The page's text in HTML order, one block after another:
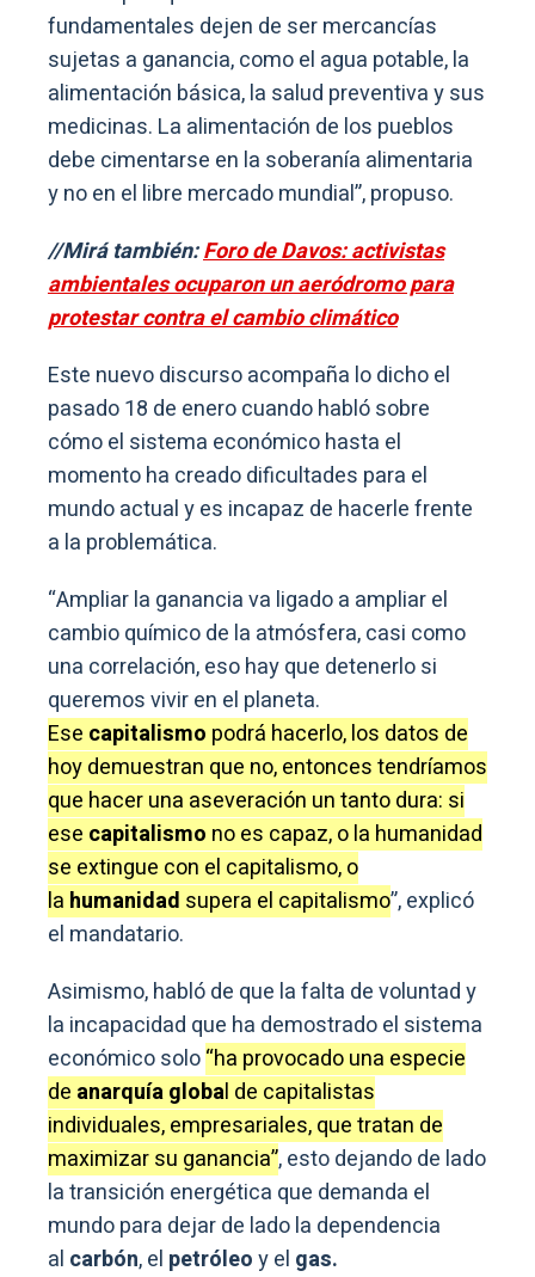
fundamentales dejen de ser mercancías
sujetas a ganancia, como el agua potable, la
alimentación básica, la salud preventiva y sus
medicinas. La alimentación de los pueblos
debe cimentarse en la soberanía alimentaria
y no en el libre mercado mundial”, propuso.
//Mirá también:Foro de Davos: activistas
ambientales ocuparon un aeródromo para
protestar contra el cambio climático
Este nuevo discurso acompaña lo dicho el
pasado 18 de enero cuando habló sobre
cómo el sistema económico hasta el
momento ha creado dificultades para el
mundo actual y es incapaz de hacerle frente
a la problemática.
“Ampliar la ganancia va ligado a ampliar el
cambio químico de la atmósfera, casi como
una correlación, eso hay que detenerlo si
queremos vivir en el planeta.
Ese capitalismo podrá hacerlo, los datos de
hoy demuestran que no, entonces tendríamos
que hacer una aseveración un tanto dura: si
ese capitalismo no es capaz, o la humanidad
se extingue con el capitalismo, o
la humanidad supera el capitalismo”, explicó
el mandatario.
Asimismo, habló de que la falta de voluntad y
la incapacidad que ha demostrado el sistema
económico solo“ha provocado una especie
de anarquía global de capitalistas
individuales, empresariales, que tratan de
maximizar su ganancia”, esto dejando de lado
la transición energética que demanda el
mundo para dejar de lado la dependencia
al carbón, el petróleoy el gas.